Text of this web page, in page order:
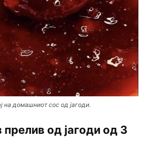
на домашниот сос од јагоди.
прелив од јагоди од 3